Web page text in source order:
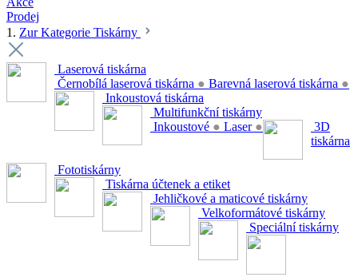
Prodej
1. Zur Kategorie Tiskárny
Laserová tiskárna
Černobílá laserová tiskárna ● Barevná laserová tiskárna ●
Inkoustová tiskárna
Multifunkční tiskárny
Inkoustové ● Laser ●
3D
tiskárna
Fototiskárny
Tiskárna účtenek a etiket
Jehličkové a maticové tiskárny
Velkoformátové tiskárny
Speciální tiskárny